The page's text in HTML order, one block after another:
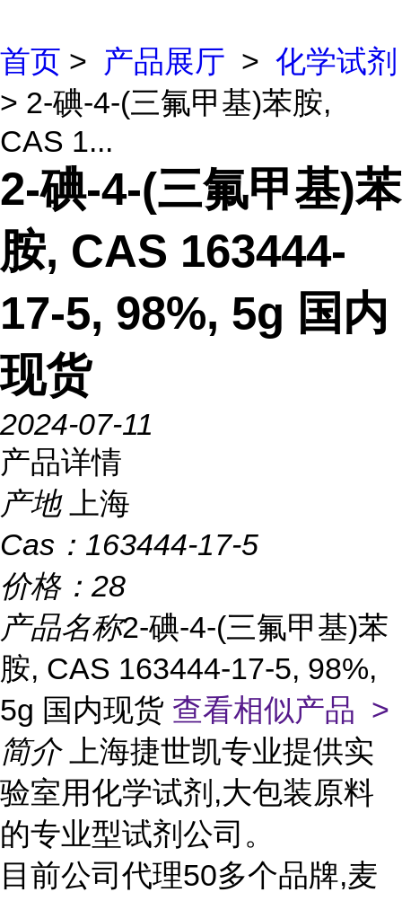
首页 > 产品展厅 > 化学试剂
> 2-碘-4-(三氟甲基)苯胺,
CAS 1...
2-碘-4-(三氟甲基)苯
胺, CAS 163444-
17-5, 98%, 5g 国内
现货
2024-07-11
产品详情
产地
上海
Cas： 163444-17-5
价格： 28
产品名称2-碘-4-(三氟甲基)苯
胺, CAS 163444-17-5, 98%,
5g 国内现货 查看相似产品 >
简介
上海捷世凯专业提供实
验室用化学试剂,大包装原料
的专业型试剂公司。
目前公司代理50多个品牌,麦